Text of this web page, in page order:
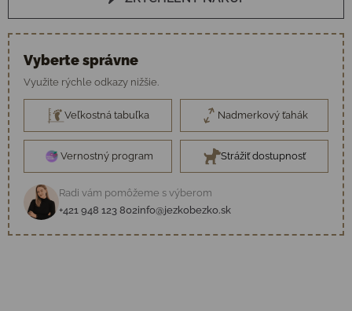
Vyberte správne
Využite rýchle odkazy nižšie.
Veľkostná tabuľka Nadmerkový ťahák
Vernostný program Strážiť dostupnosť
Radi vám pomôžeme s výberom
+421 948 123 802info@jezkobezko.sk